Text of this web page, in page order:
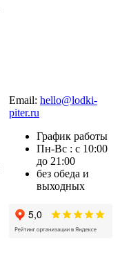
Email: hello@lodki-
piter.ru
График работы
Пн-Вс : с 10:00
до 21:00
без обеда и
выходных